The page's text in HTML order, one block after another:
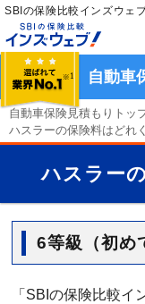
SBIの保険比較インズウェ
自動車
自動車保険見積もりトッ
ハスラーの保険料はどれ
ハスラー
6等級（初め
「SBIの保険比較